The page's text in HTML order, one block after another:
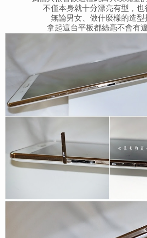
不僅本身就十分漂亮有型，也
無論男女、做什麼樣的造型
拿起這台平板都絲毫不會有違